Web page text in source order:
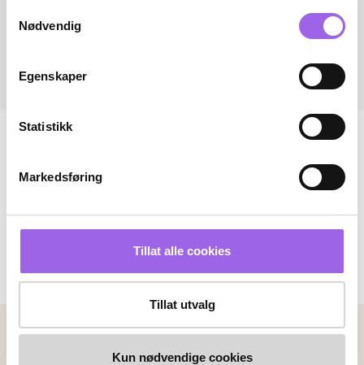
Nødvendig
Egenskaper
Statistikk
Markedsføring
Tillat alle cookies
Tillat utvalg
Kun nødvendige cookies
Betalingsmetoder
FakturaVippsKortbetaling